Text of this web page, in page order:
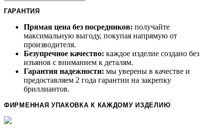
ГАРАНТИЯ
Прямая цена без посредников: получайте
максимальную выгоду, покупая напрямую от
производителя.
Безупречное качество: каждое изделие создано без
изъянов с вниманием к деталям.
Гарантия надежности: мы уверены в качестве и
предоставляем 2 года гарантии на закрепку
бриллиантов.
ФИРМЕННАЯ УПАКОВКА К КАЖДОМУ ИЗДЕЛИЮ